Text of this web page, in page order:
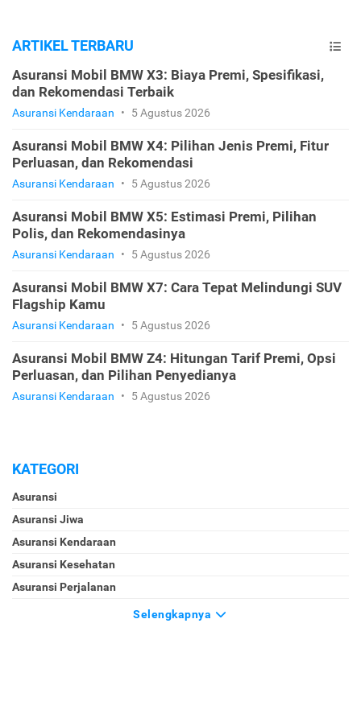
ARTIKEL TERBARU
Asuransi Mobil BMW X3: Biaya Premi, Spesifikasi,
dan Rekomendasi Terbaik
Asuransi Kendaraan • 5 Agustus 2026
Asuransi Mobil BMW X4: Pilihan Jenis Premi, Fitur
Perluasan, dan Rekomendasi
Asuransi Kendaraan • 5 Agustus 2026
Asuransi Mobil BMW X5: Estimasi Premi, Pilihan
Polis, dan Rekomendasinya
Asuransi Kendaraan • 5 Agustus 2026
Asuransi Mobil BMW X7: Cara Tepat Melindungi SUV
Flagship Kamu
Asuransi Kendaraan • 5 Agustus 2026
Asuransi Mobil BMW Z4: Hitungan Tarif Premi, Opsi
Perluasan, dan Pilihan Penyedianya
Asuransi Kendaraan • 5 Agustus 2026
KATEGORI
Asuransi
Asuransi Jiwa
Asuransi Kendaraan
Asuransi Kesehatan
Asuransi Perjalanan
Selengkapnya